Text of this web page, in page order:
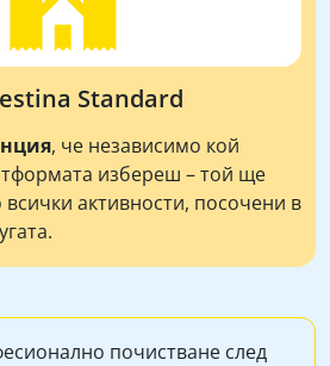
Standard
, че независимо кой
избереш – той ще
активности, посочени в
почистване след